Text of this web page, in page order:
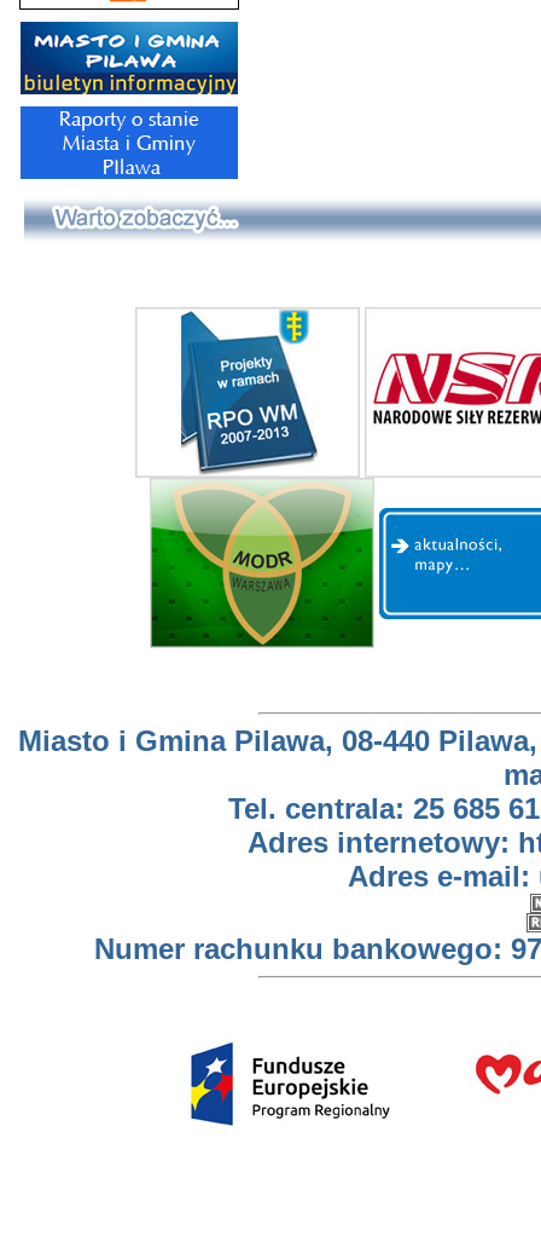
Miasto i Gmina Pilawa, 08-440
Tel. centrala: 25 685
Adres internetowy:
Adres e-mail:
Numer rachunku bankowego: 97